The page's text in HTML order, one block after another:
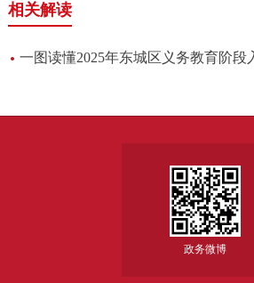
相关解读
一图读懂2025年东城区义务教育阶段
政务微博